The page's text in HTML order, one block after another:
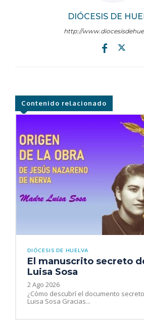
DIÓCESIS DE
http://
Contenido relacionado
DIÓCESIS DE HUELVA
El manuscrito secreto
Luisa Sosa
2 Ago 2026
¿Cómo descubrí el documento
Luisa Sosa Gracias...